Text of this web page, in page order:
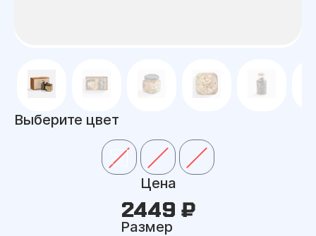
Выберите цвет
Цена
2449 ₽
Размер